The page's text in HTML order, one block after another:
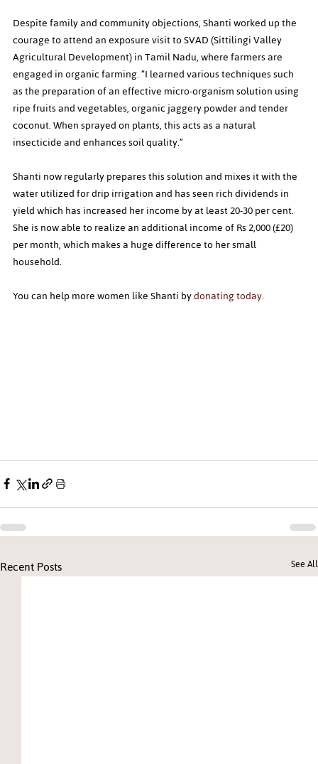
Despite family and community objections, Shanti worked up the
courage to attend an exposure visit to SVAD (Sittilingi Valley
Agricultural Development) in Tamil Nadu, where farmers are
engaged in organic farming. “I learned various techniques such
as the preparation of an effective micro-organism solution using
ripe fruits and vegetables, organic jaggery powder and tender
coconut. When sprayed on plants, this acts as a natural
insecticide and enhances soil quality.”
Shanti now regularly prepares this solution and mixes it with the
water utilized for drip irrigation and has seen rich dividends in
yield which has increased her income by at least 20-30 per cent.
She is now able to realize an additional income of Rs 2,000 (£20)
per month, which makes a huge difference to her small
household.
You can help more women like Shanti by donating today.
Recent Posts See All